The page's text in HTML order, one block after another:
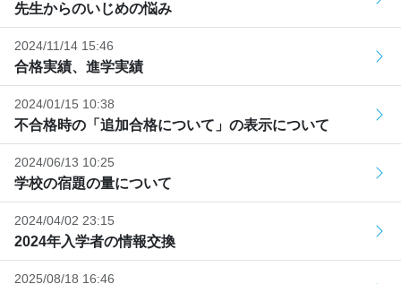
先生からのいじめの悩み
2024/11/14 15:46
合格実績、進学実績
2024/01/15 10:38
不合格時の「追加合格について」の表示について
2024/06/13 10:25
学校の宿題の量について
2024/04/02 23:15
2024年入学者の情報交換
2025/08/18 16:46